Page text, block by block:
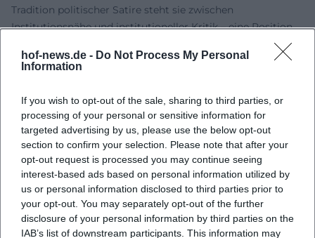
hof-news.de - Do Not Process My Personal
Information
If you wish to opt-out of the sale, sharing to third parties, or
processing of your personal or sensitive information for
targeted advertising by us, please use the below opt-out
section to confirm your selection. Please note that after your
opt-out request is processed you may continue seeing
interest-based ads based on personal information utilized by
us or personal information disclosed to third parties prior to
your opt-out. You may separately opt-out of the further
disclosure of your personal information by third parties on the
IAB’s list of downstream participants. This information may
Tradition politischer Satire steht sie zwischen
Institutionsnähe und institutioneller Kritik – eine Position,
die Kabarett als gesellschaftliche Kontrollinstanz denkbar
macht. Ihre Autorität speist sich aus Bühnenroutine,
Öffentlichkeit.
Resonanz, Preise und Pressestimmen
Die Auszeichnungen – vom Deutschen Kabarettpreis (2014)
über den Salzburger Stier (2015) bis zum Deutschen
Kleinkunstpreis Kabarett (2018) – markieren Etappen einer
Karriere, die Qualität und Kontinuität verbindet.
Pressestimmen heben ihr schauspielerisches Können, das
Tempo der Analyse und die Unerschrockenheit in der
Themenwahl hervor. Kritiken betonen regelmäßig, wie